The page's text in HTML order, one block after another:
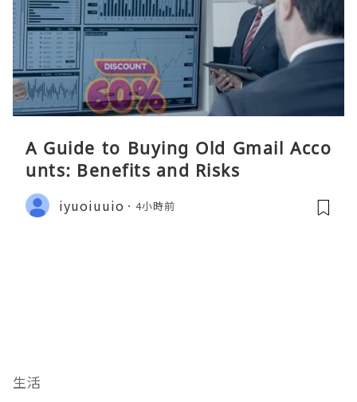
A Guide to Buying Old Gmail Acco
unts: Benefits and Risks
iyuoiuuio 4小時前
生活